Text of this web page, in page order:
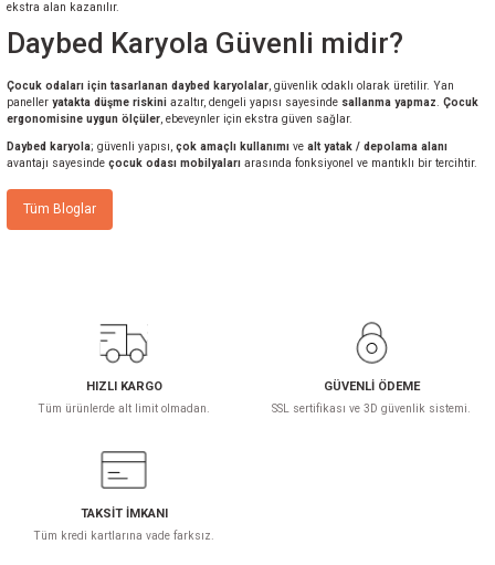
ekstra alan kazanılır.
Daybed Karyola Güvenli midir?
Çocuk odaları için tasarlanan daybed karyolalar, güvenlik odaklı olarak üretilir. Yan
paneller yatakta düşme riskini azaltır, dengeli yapısı sayesinde sallanma yapmaz. Çocuk
ergonomisine uygun ölçüler, ebeveynler için ekstra güven sağlar.
Daybed karyola; güvenli yapısı, çok amaçlı kullanımı ve alt yatak / depolama alanı
avantajı sayesinde çocuk odası mobilyaları arasında fonksiyonel ve mantıklı bir tercihtir.
Tüm Bloglar
HIZLI KARGO
Tüm ürünlerde alt limit olmadan.
GÜVENLİ ÖDEME
SSL sertifikası ve 3D güvenlik sistemi.
TAKSİT İMKANI
Tüm kredi kartlarına vade farksız.